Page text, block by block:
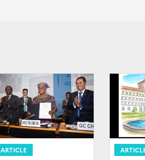
ARTICLE